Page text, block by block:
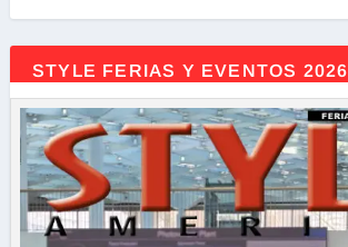
STYLE FERIAS Y EVENTOS 2026